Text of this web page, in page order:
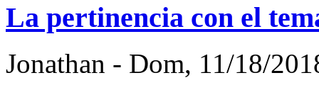
La pertinencia con el
Jonathan - Dom, 11/18/